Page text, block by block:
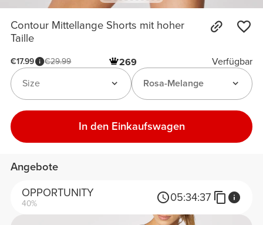
Contour Mittellange Shorts mit hoher
Taille
€17.99 €29.99 269
Verfügbar
Rosa-Melange
Size
In den Einkaufswagen
Angebote
OPPORTUNITY
40% 05:34:37